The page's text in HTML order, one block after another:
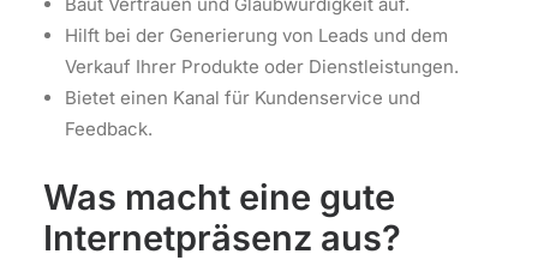
Hilft bei der Generierung von Leads und dem
Verkauf Ihrer Produkte oder Dienstleistungen.
Bietet einen Kanal für Kundenservice und
Feedback.
Was macht eine gute
Internetpräsenz aus?